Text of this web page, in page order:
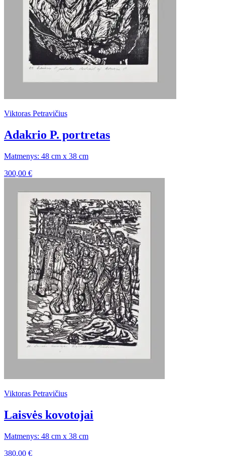
Viktoras Petravičius
Adakrio P. portretas
Matmenys: 48 cm x 38 cm
300,00 €
Viktoras Petravičius
Laisvės kovotojai
Matmenys: 48 cm x 38 cm
380,00 €